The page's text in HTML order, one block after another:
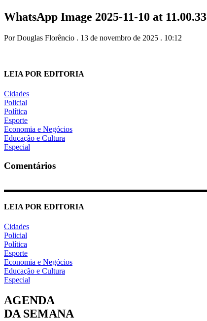
WhatsApp Image 2025-11-10 at 11.00.33
Por Douglas Florêncio . 13 de novembro de 2025 . 10:12
LEIA POR EDITORIA
Cidades
Policial
Política
Esporte
Economia e Negócios
Educação e Cultura
Especial
Comentários
LEIA POR EDITORIA
Cidades
Policial
Política
Esporte
Economia e Negócios
Educação e Cultura
Especial
AGENDA
DA SEMANA